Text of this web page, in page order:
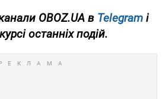
OBOZ.UA в Telegram і
останніх подій.